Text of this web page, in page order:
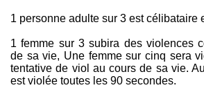
1 personne adulte sur 3 est célibataire
1 femme sur 3 subira des violences
de sa vie, Une femme sur cinq sera
tentative de viol au cours de sa vie.
est violée toutes les 90 secondes.